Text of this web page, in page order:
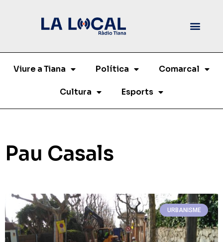
Viure a Tiana Política Comarcal
Cultura Esports
Pau Casals
URBANISME